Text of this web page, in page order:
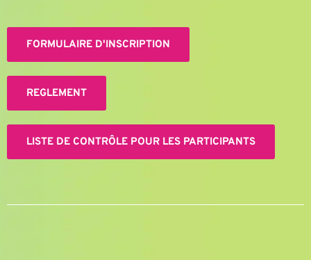
FORMULAIRE D'INSCRIPTION
REGLEMENT
LISTE DE CONTRÔLE POUR LES PARTICIPANTS